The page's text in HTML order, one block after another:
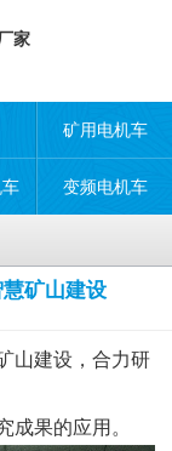
家
矿用电机车
变频电机车
矿山建设
山建设 ，合力研
成果的应用。